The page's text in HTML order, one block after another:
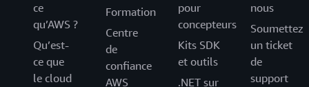
ce
qu’AWS ?
Qu’est-
ce que
le cloud
Formation
Centre
de
confiance
AWS
pour
concepteurs
Kits SDK
et outils
.NET sur
nous
Soumettez
un ticket
de
support